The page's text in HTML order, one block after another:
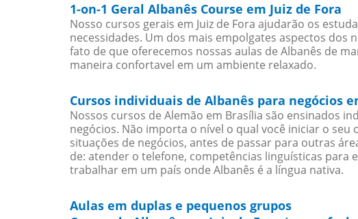
1-on-1 Geral Albanês Course em Juiz de Fora
Nosso cursos gerais em Juiz de Fora ajudarão os
necessidades. Um dos mais empolgates aspectos dos
fato de que oferecemos nossas aulas de Albanês de
maneira confortavel em um ambiente relaxado.
Cursos individuais de Albanês para negócios
Nossos cursos de Alemão em Brasília são ensinados
negócios. Não importa o nível o qual você iniciar o
situações de negócios, antes de passar para outras
de: atender o telefone, competências linguísticas para
trabalhar em um país onde Albanês é a língua nativa.
Aulas em duplas e pequenos grupos